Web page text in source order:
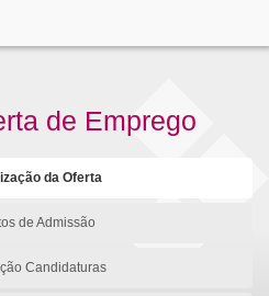
de Emprego
da Oferta
de Admissão
Candidaturas